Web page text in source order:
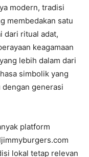
modern, tradisi
membedakan satu
dari ritual adat,
keagamaan
lebih dalam dari
simbolik yang
generasi
platform
lokal tetap relevan